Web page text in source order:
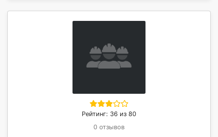
Рейтинг: 36 из 80
0 отзывов